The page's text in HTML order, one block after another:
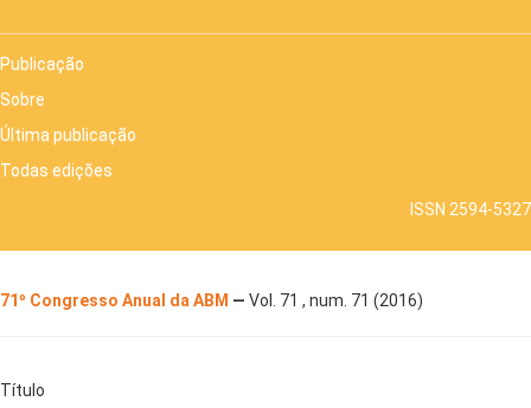
Publicação
Sobre
Última publicação
Todas edições
ISSN 2594-5327
71º Congresso Anual da ABM — Vol. 71 , num. 71 (2016)
Título